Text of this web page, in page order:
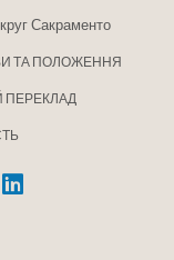
Сакраменто
ТА ПОЛОЖЕННЯ
ПЕРЕКЛАД
LinkedIn